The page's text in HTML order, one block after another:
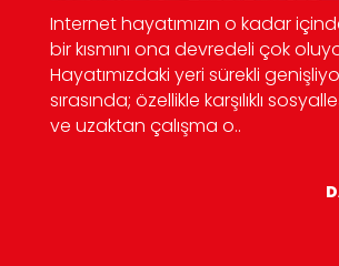
Internet hayatımızın o kadar
bir kısmını ona devredeli çok
Hayatımızdaki yeri sürekli
sırasında; özellikle karşılıklı
ve uzaktan çalışma o..